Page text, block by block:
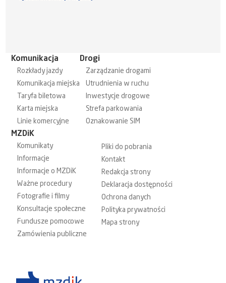
Komunikacja
Rozkłady jazdy
Komunikacja miejska
Taryfa biletowa
Karta miejska
Linie komercyjne
Drogi
Zarządzanie drogami
Utrudnienia w ruchu
Inwestycje drogowe
Strefa parkowania
Oznakowanie SIM
MZDiK
Komunikaty
Informacje
Informacje o MZDiK
Ważne procedury
Fotografie i filmy
Konsultacje społeczne
Fundusze pomocowe
Zamówienia publiczne
Pliki do pobrania
Kontakt
Redakcja strony
Deklaracja dostępności
Ochrona danych
Polityka prywatności
Mapa strony